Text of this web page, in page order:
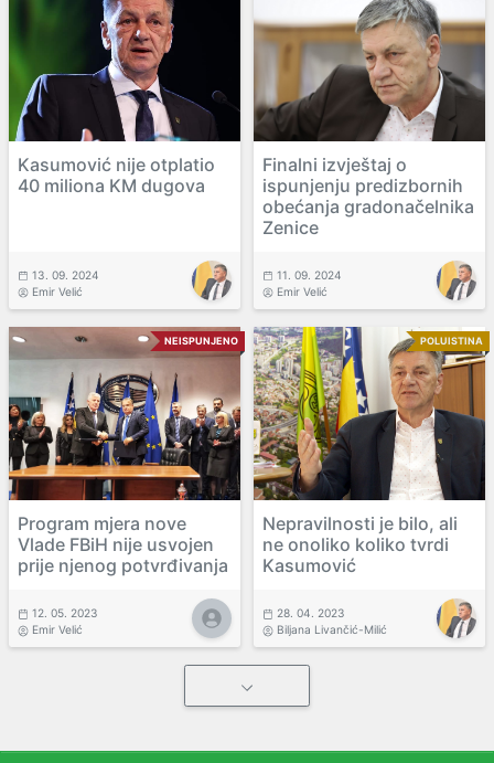
Kasumović nije otplatio
40 miliona KM dugova
13. 09. 2024
Emir Velić
Finalni izvještaj o
ispunjenju predizbornih
obećanja gradonačelnika
Zenice
11. 09. 2024
Emir Velić
NEISPUNJENO
Program mjera nove
Vlade FBiH nije usvojen
prije njenog potvrđivanja
12. 05. 2023
Emir Velić
POLUISTINA
Nepravilnosti je bilo, ali
ne onoliko koliko tvrdi
Kasumović
28. 04. 2023
Biljana Livančić-Milić